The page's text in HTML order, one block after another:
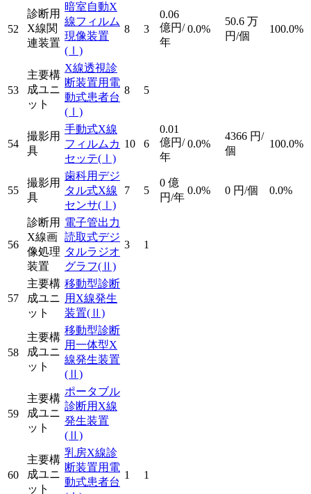
52
診断用
X線関
連装置
暗室自動X
線フィルム
現像装置
(Ⅰ)
8 3
0.06
億円/
年
0.0%
50.6 万
円/個
100.0%
53
主要構
成ユニ
ット
X線透視診
断装置用電
動式患者台
(Ⅰ)
8 5
54
撮影用
具
手動式X線
フィルムカ
セッテ(Ⅰ)
10 6
0.01
億円/
年
0.0%
4366 円/
個
100.0%
55
撮影用
具
歯科用デジ
タル式X線
センサ(Ⅰ)
7 5
0 億
円/年
0.0% 0 円/個 0.0%
56
診断用
X線画
像処理
装置
電子管出力
読取式デジ
タルラジオ
グラフ(Ⅱ)
3 1
57
主要構
成ユニ
ット
移動型診断
用X線発生
装置(Ⅱ)
58
主要構
成ユニ
ット
移動型診断
用一体型X
線発生装置
(Ⅱ)
59
主要構
成ユニ
ット
ポータブル
診断用X線
発生装置
(Ⅱ)
60
主要構
成ユニ
ット
乳房X線診
断装置用電
動式患者台
1 1